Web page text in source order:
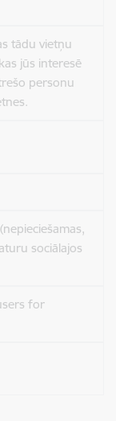
tādu vietņu
jūs interesē
personu
sociālajos
for